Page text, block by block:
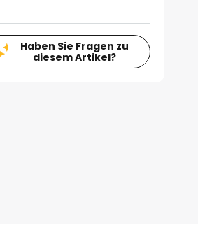
Haben Sie Fragen zu
diesem Artikel?